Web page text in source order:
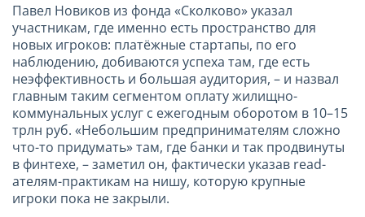
Павел Новиков из фонда «Сколково» указал
участникам, где именно есть пространство для
новых игроков: платёжные стартапы, по его
наблюдению, добиваются успеха там, где есть
неэффективность и большая аудитория, – и назвал
главным таким сегментом оплату жилищно-
коммунальных услуг с ежегодным оборотом в 10–15
трлн руб. «Небольшим предпринимателям сложно
что-то придумать» там, где банки и так продвинуты
в финтехе, – заметил он, фактически указав read­
ателям-практикам на нишу, которую крупные
игроки пока не закрыли.